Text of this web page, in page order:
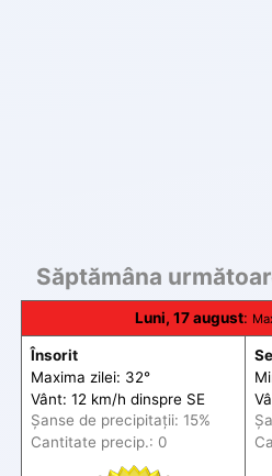
Săptămâna
Luni, 17 august:
Însorit
Maxima zilei: 32°
Vânt: 12 km/h dinspre SE
Șanse de precipitații: 15%
Cantitate precip.: 0